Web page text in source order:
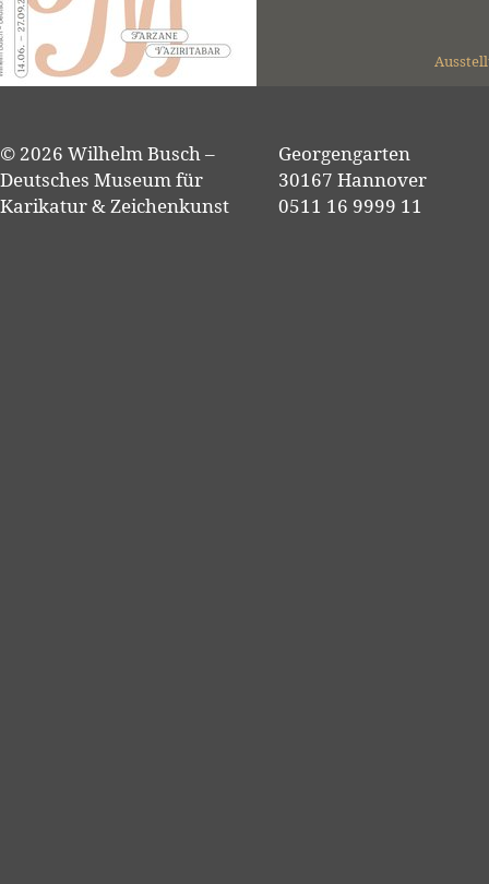
© 2026 Wilhelm Busch –
Deutsches Museum für
Karikatur & Zeichenkunst
Georgengarten
30167 Hannover
0511 16 9999 11